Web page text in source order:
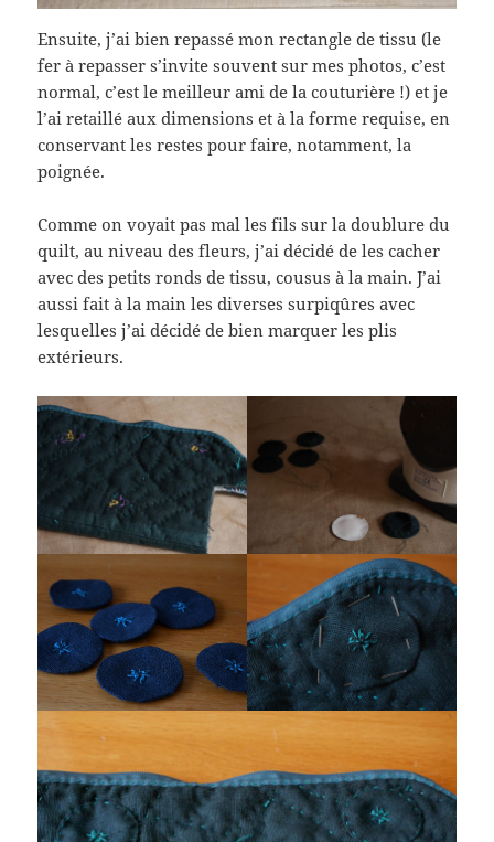
Ensuite, j’ai bien repassé mon rectangle de tissu (le
fer à repasser s’invite souvent sur mes photos, c’est
normal, c’est le meilleur ami de la couturière !) et je
l’ai retaillé aux dimensions et à la forme requise, en
conservant les restes pour faire, notamment, la
poignée.
Comme on voyait pas mal les fils sur la doublure du
quilt, au niveau des fleurs, j’ai décidé de les cacher
avec des petits ronds de tissu, cousus à la main. J’ai
aussi fait à la main les diverses surpiqûres avec
lesquelles j’ai décidé de bien marquer les plis
extérieurs.